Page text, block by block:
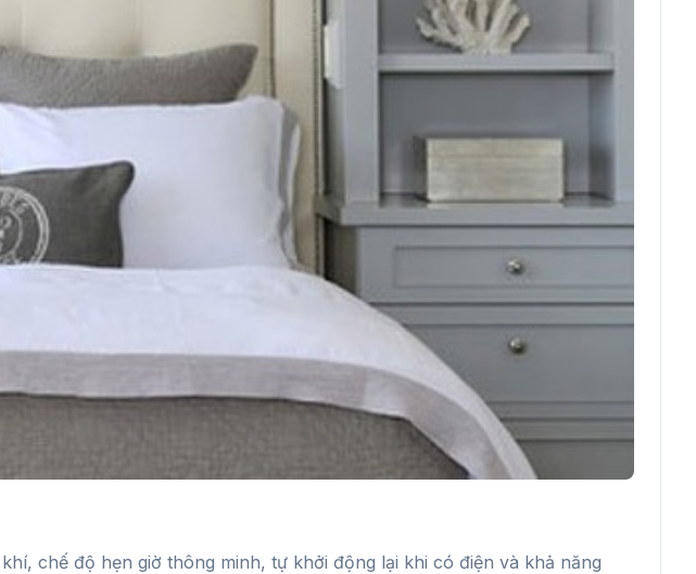
chế độ hẹn giờ thông minh, tự khởi động lại khi có điện và khả năng